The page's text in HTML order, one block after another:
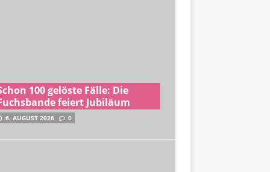
100 gelöste Fälle: Die
feiert Jubiläum
6. AUGUST 2026 0